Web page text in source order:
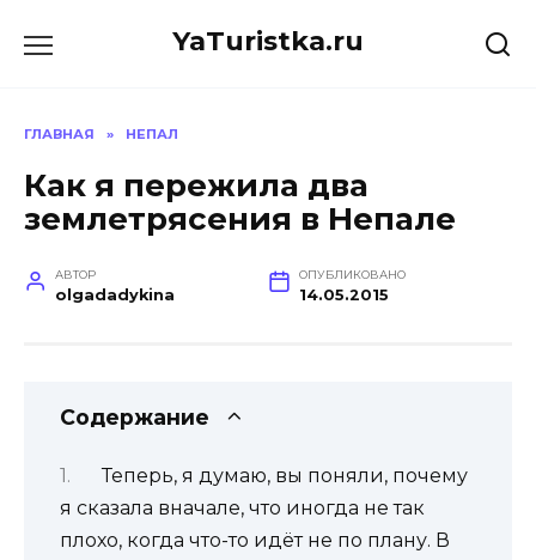
YaTuristka.ru
ГЛАВНАЯ » НЕПАЛ
Как я пережила два
землетрясения в Непале
АВТОР
olgadadykina
ОПУБЛИКОВАНО
14.05.2015
Содержание
Теперь, я думаю, вы поняли, почему
я сказала вначале, что иногда не так
плохо, когда что-то идёт не по плану. В